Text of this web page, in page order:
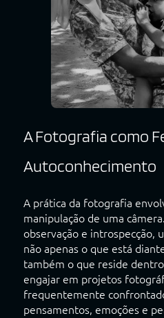
A Fotografia como
Autoconhecimento
A prática da fotografia
manipulação de uma
observação e introspecção,
não apenas o que está
também o que reside
engajar em projetos
frequentemente
pensamentos, emoções e